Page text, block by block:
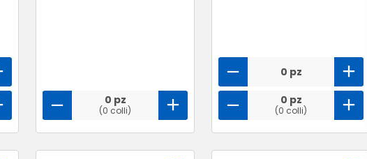
0 pz
(0 colli)
0 pz
0 pz
(0 colli)